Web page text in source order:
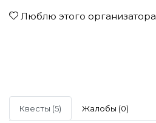
Люблю этого организатора
Квесты (5) Жалобы (0)